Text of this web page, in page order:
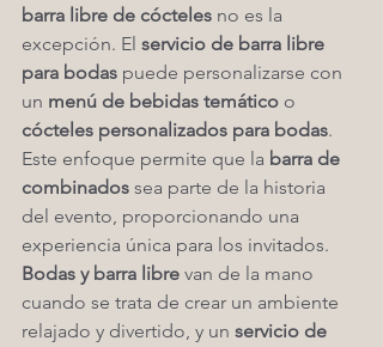
barra libre de cócteles no es la
excepción. El servicio de barra libre
para bodas puede personalizarse con
un menú de bebidas temático o
cócteles personalizados para bodas.
Este enfoque permite que la barra de
combinados sea parte de la historia
del evento, proporcionando una
experiencia única para los invitados.
Bodas y barra libre van de la mano
cuando se trata de crear un ambiente
relajado y divertido, y un servicio de